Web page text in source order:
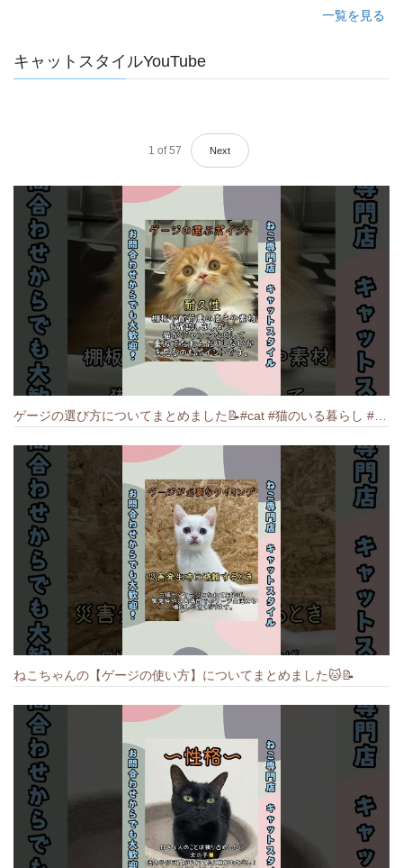
一覧を見る
キャットスタイルYouTube
1 of 57 Next
ゲージの選び方についてまとめました️📝#cat #猫のいる暮らし #ねこ #キャット #munchkin
ねこちゃんの【ゲージの使い方】についてまとめました️🐱📝